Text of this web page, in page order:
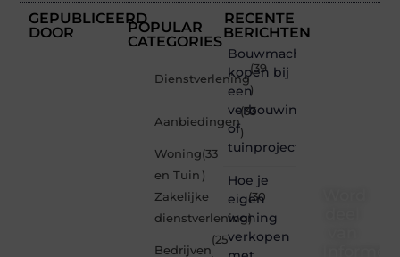
GEPUBLICEERD
DOOR
POPULAR
CATEGORIES
Dienstverlening
(39
)
Aanbiedingen
(33
)
Woning
en Tuin
(33
)
Zakelijke
dienstverlening
(30
)
Bedrijven
(25
RECENTE
BERICHTEN
Bouwmachines
kopen bij
een
verbouwing
of
tuinproject
Hoe je
eigen
woning
verkopen